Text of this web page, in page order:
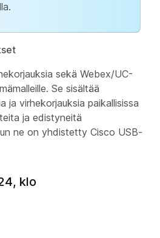
sekä Webex/UC-
Se sisältää
ja virhekorjauksia paikallisissa
ja edistyneitä
ne on yhdistetty Cisco USB-
klo